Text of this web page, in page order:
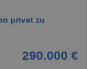
privat zu
290.000 €